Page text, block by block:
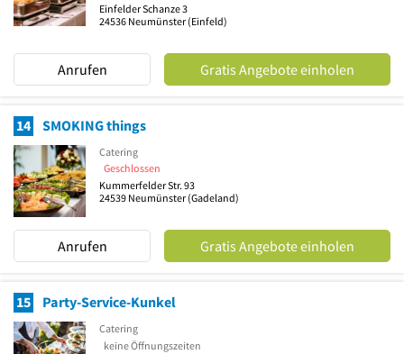
Einfelder Schanze 3
24536 Neumünster(Einfeld)
Anrufen Gratis Angebote einholen
14 SMOKING things
Catering
Geschlossen
Kummerfelder Str. 93
24539 Neumünster(Gadeland)
Anrufen Gratis Angebote einholen
15 Party-Service-Kunkel
Catering
keine Öffnungszeiten